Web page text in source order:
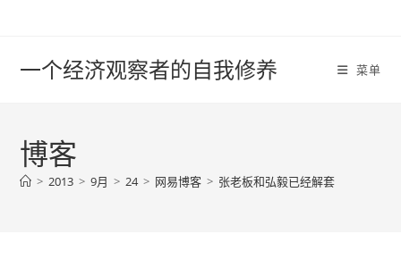
一个经济观察者的自我修养 菜单
博客
> 2013 > 9月 > 24 > 网易博客 > 张老板和弘毅已经解套